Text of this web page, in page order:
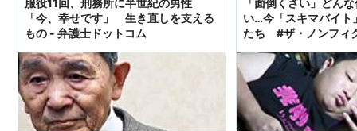
「今、幸せです」 生き直しを支える
もの - 弁護士ドットコム
い…今「スキマバイト
たち #ザ・ノンフィ
ー） - Yahoo!ニュー